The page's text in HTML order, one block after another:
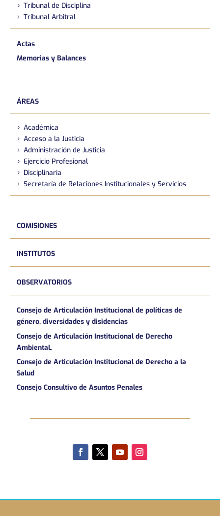
Tribunal de Disciplina
Tribunal Arbitral
Actas
Memorias y Balances
ÁREAS
Académica
Acceso a la Justicia
Administración de Justicia
Ejercicio Profesional
Disciplinaria
Secretaría de Relaciones Institucionales y Servicios
COMISIONES
INSTITUTOS
OBSERVATORIOS
Consejo de Articulación Institucional de políticas de
género, diversidades y disidencias
Consejo de Articulación Institucional de Derecho
AmbientaL
Consejo de Articulación Institucional de Derecho a la
Salud
Consejo Consultivo de Asuntos Penales